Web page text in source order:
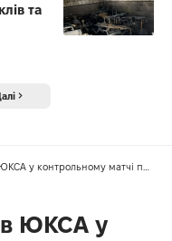
та
матчі перед стартом сезону
ЮКСА у